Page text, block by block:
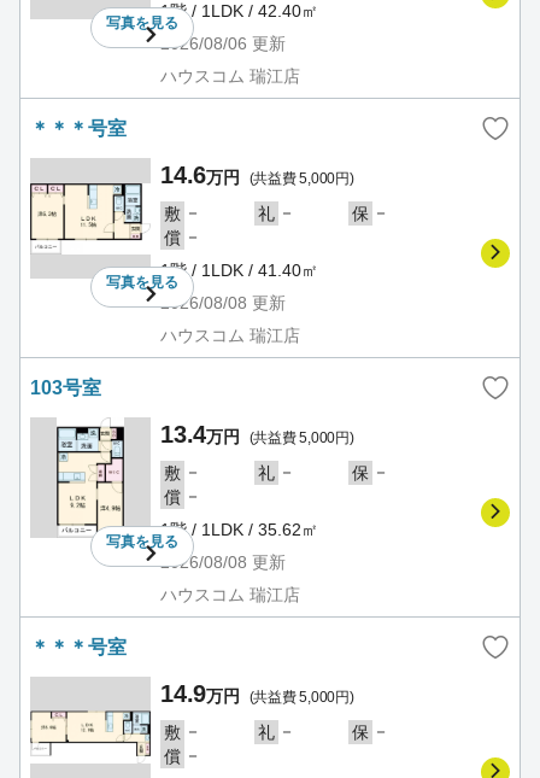
写真を見る
1階 / 1LDK / 42.40㎡
2026/08/06 更新
ハウスコム 瑞江店
＊＊＊号室
写真を見る
14.6万円 (共益費 5,000円)
敷 － 礼 － 保 －
償 －
1階 / 1LDK / 41.40㎡
2026/08/08 更新
ハウスコム 瑞江店
103号室
写真を見る
13.4万円 (共益費 5,000円)
敷 － 礼 － 保 －
償 －
1階 / 1LDK / 35.62㎡
2026/08/08 更新
ハウスコム 瑞江店
＊＊＊号室
14.9万円 (共益費 5,000円)
敷 － 礼 － 保 －
償 －